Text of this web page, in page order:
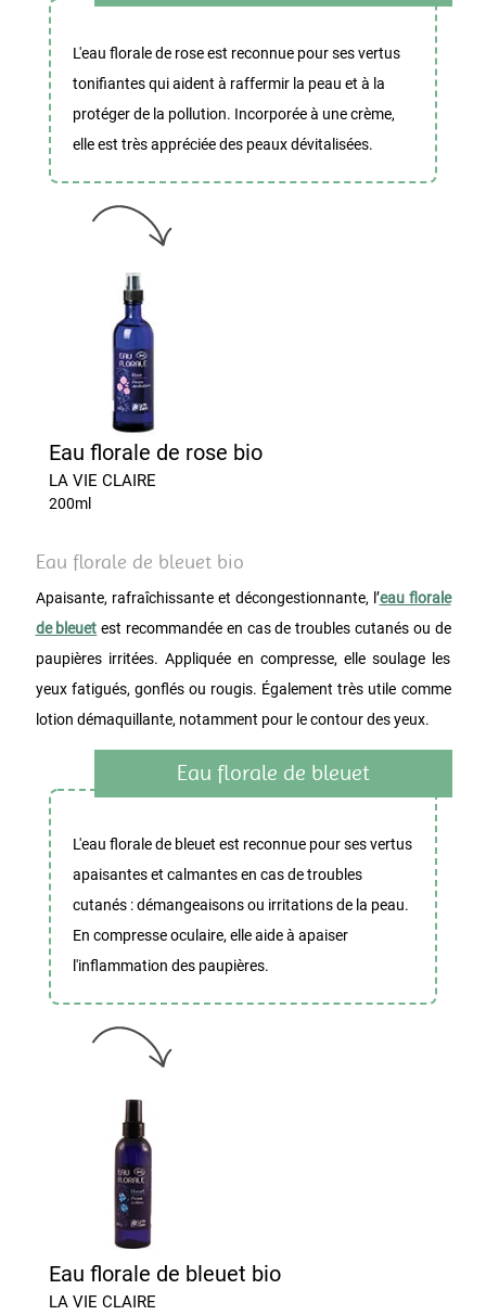
L'eau florale de rose est reconnue pour ses vertus
tonifiantes qui aident à raffermir la peau et à la
protéger de la pollution. Incorporée à une crème,
elle est très appréciée des peaux dévitalisées.
Eau florale de rose bio
LA VIE CLAIRE
200ml
Eau florale de bleuet bio
Apaisante, rafraîchissante et décongestionnante, l’eau florale
de bleuet est recommandée en cas de troubles cutanés ou de
paupières irritées. Appliquée en compresse, elle soulage les
yeux fatigués, gonflés ou rougis. Également très utile comme
lotion démaquillante, notamment pour le contour des yeux.
Eau florale de bleuet
L'eau florale de bleuet est reconnue pour ses vertus
apaisantes et calmantes en cas de troubles
cutanés : démangeaisons ou irritations de la peau.
En compresse oculaire, elle aide à apaiser
l'inflammation des paupières.
Eau florale de bleuet bio
LA VIE CLAIRE